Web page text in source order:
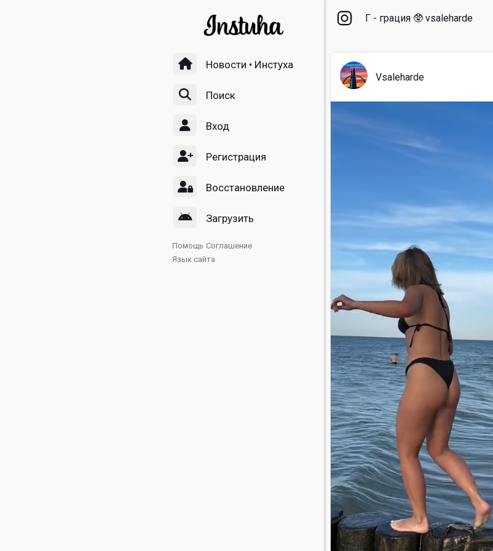
Г - грация 🥸 vsaleharde
Новости • Инстуха
Поиск
Вход
Регистрация
Восстановление
Загрузить
Помощь Соглашение
Язык сайта
Vsaleharde